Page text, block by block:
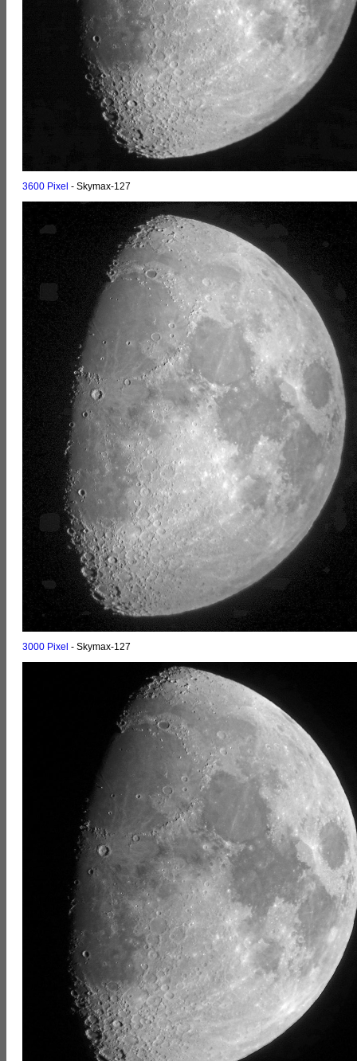
3600 Pixel - Skymax-127
3000 Pixel - Skymax-127